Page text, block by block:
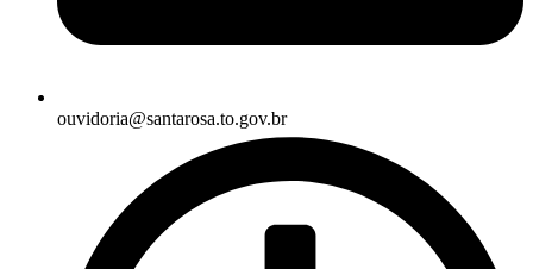
ouvidoria@santarosa.to.gov.br